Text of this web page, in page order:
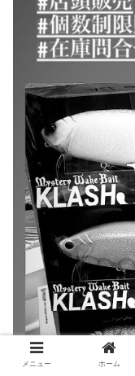
メニュー ホーム